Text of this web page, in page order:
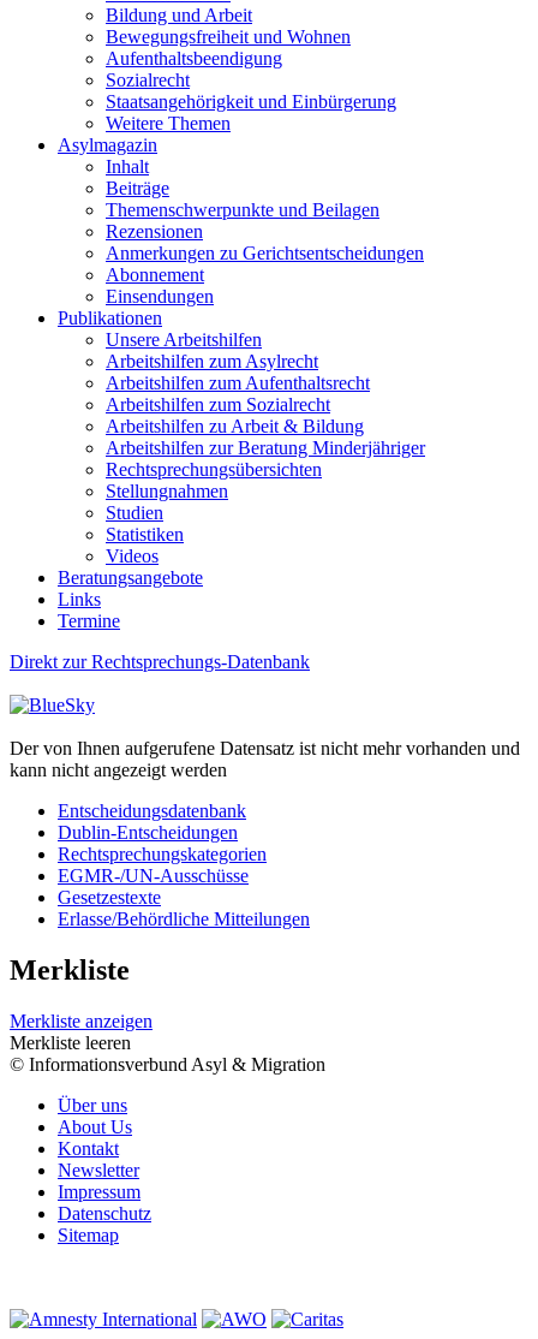
Bildung und Arbeit
Bewegungsfreiheit und Wohnen
Aufenthaltsbeendigung
Sozialrecht
Staatsangehörigkeit und Einbürgerung
Weitere Themen
Asylmagazin
Inhalt
Beiträge
Themenschwerpunkte und Beilagen
Rezensionen
Anmerkungen zu Gerichtsentscheidungen
Abonnement
Einsendungen
Publikationen
Unsere Arbeitshilfen
Arbeitshilfen zum Asylrecht
Arbeitshilfen zum Aufenthaltsrecht
Arbeitshilfen zum Sozialrecht
Arbeitshilfen zu Arbeit & Bildung
Arbeitshilfen zur Beratung Minderjähriger
Rechtsprechungsübersichten
Stellungnahmen
Studien
Statistiken
Videos
Beratungsangebote
Links
Termine
Direkt zur Rechtsprechungs-Datenbank
Der von Ihnen aufgerufene Datensatz ist nicht mehr vorhanden und
kann nicht angezeigt werden
Entscheidungsdatenbank
Dublin-Entscheidungen
Rechtsprechungskategorien
EGMR-/UN-Ausschüsse
Gesetzestexte
Erlasse/Behördliche Mitteilungen
Merkliste
Merkliste anzeigen
Merkliste leeren
© Informationsverbund Asyl & Migration
Über uns
About Us
Kontakt
Newsletter
Impressum
Datenschutz
Sitemap